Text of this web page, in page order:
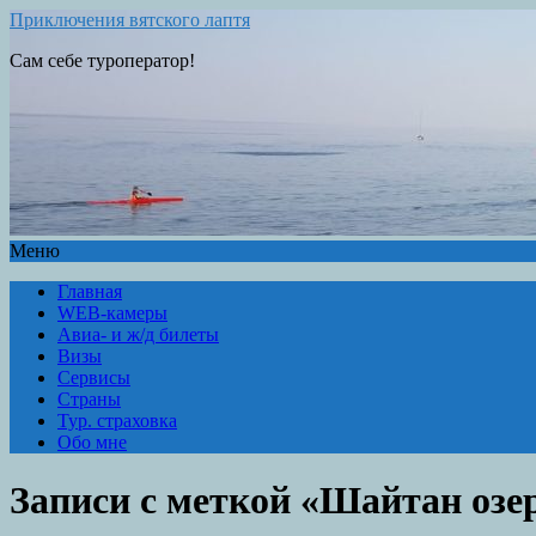
Приключения вятского лаптя
Сам себе туроператор!
Меню
Главная
WEB-камеры
Авиа- и ж/д билеты
Визы
Сервисы
Страны
Тур. страховка
Обо мне
Записи с меткой «Шайтан